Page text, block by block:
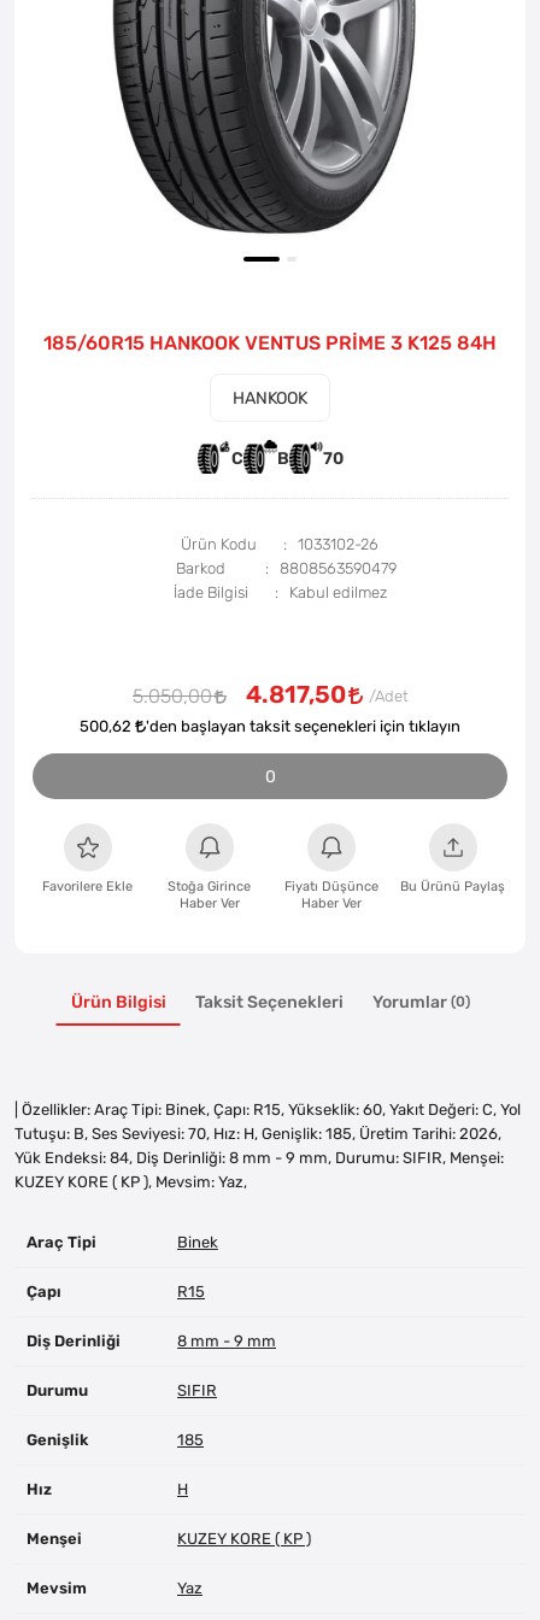
185/60R15 HANKOOK VENTUS PRİME 3 K125 84H
HANKOOK
C B 70
Ürün Kodu
1033102-26
Barkod
8808563590479
İade Bilgisi
5.050,00 4.817,50
500,62 'den başlayan taksit seçenekleri için tıklayın
0
Favorilere Ekle
Stoğa Girince
Haber Ver
Fiyatı Düşünce
Haber Ver
Bu Ürünü Paylaş
Ürün Bilgisi Taksit Seçenekleri Yorumlar (0)
| Özellikler: Araç Tipi: Binek, Çapı: R15, Yükseklik: 60, Yakıt Değeri: C, Yol
Tutuşu: B, Ses Seviyesi: 70, Hız: H, Genişlik: 185, Üretim Tarihi: 2026,
Yük Endeksi: 84, Diş Derinliği: 8 mm - 9 mm, Durumu: SIFIR, Menşei:
KUZEY KORE ( KP ), Mevsim: Yaz,
Araç Tipi Binek
Çapı R15
Diş Derinliği 8 mm - 9 mm
Durumu SIFIR
Genişlik 185
Hız H
Menşei KUZEY KORE ( KP )
Mevsim Yaz